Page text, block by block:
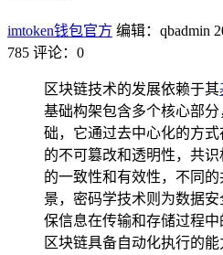
imtoken钱包官方 编辑：qbadmin
785 评论：0
区块链技术的发展依赖于其
基础构架包含多个核心部
础，它通过去中心化的方
的不可篡改和透明性，共
的一致性和有效性，不同
景，密码学技术则为数据
保信息在传输和存储过程
区块链具备自动化执行的